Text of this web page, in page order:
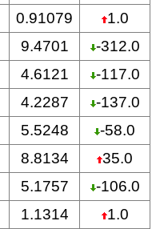
0.91079
1.0
9.4701
-312.0
4.6121
-117.0
4.2287
-137.0
5.5248
-58.0
8.8134
35.0
5.1757
-106.0
1.1314
1.0